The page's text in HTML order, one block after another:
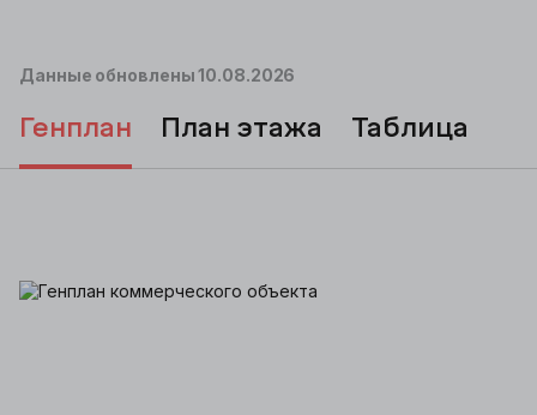
Подбор
генплан план этажа таблица
Данные обновлены10.08.2026